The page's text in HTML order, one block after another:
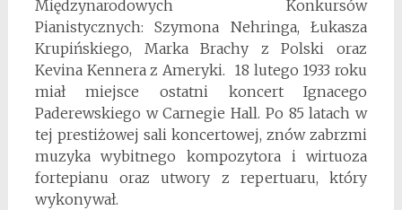
Międzynarodowych Konkursów
Pianistycznych: Szymona Nehringa, Łukasza
Krupińskiego, Marka Brachy z Polski oraz
Kevina Kennera z Ameryki. 18 lutego 1933 roku
miał miejsce ostatni koncert Ignacego
Paderewskiego w Carnegie Hall. Po 85 latach w
tej prestiżowej sali koncertowej, znów zabrzmi
muzyka wybitnego kompozytora i wirtuoza
fortepianu oraz utwory z repertuaru, który
wykonywał.